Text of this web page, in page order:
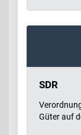
SDR
Güter auf